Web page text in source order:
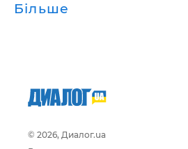
Більше
© 2026, Диалог.ua